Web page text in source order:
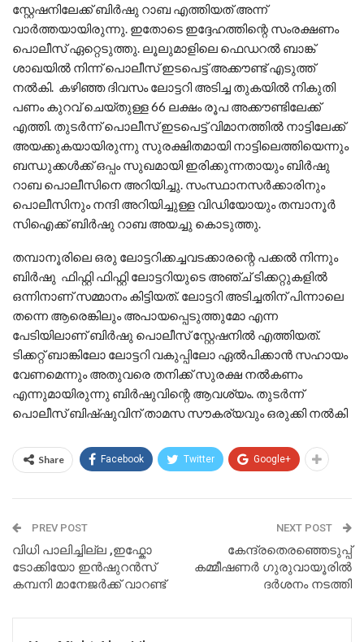
സ്റ്റേഷനിലേക്ക് ബിർഷു റാബ എത്തിയത് അന്ന്
വാർത്തയായിരുന്നു. ഇതോടെ ഇദ്ദേഹത്തിന്റെ സംരക്ഷണം
പൊലീസ് ഏറ്റെടുത്തു. ലൂലുമാളിലെ ഫെഡറൽ ബാങ്ക്
ശാഖയിൽ നിന്ന് പൊലീസ് ഇടപെട്ട് അക്കൗണ്ട് എടുത്ത്
നൽകി. കഴിഞ്ഞ ദിവസം ലോട്ടറി അടിച്ച തുകയിൽ നികുതി
പണം കുറവ് ചെയ്തുള്ള 66 ലക്ഷം രൂപ അക്കൗണ്ടിലേക്ക്
എത്തി. തുടർന്ന് പൊലീസ് ഇടപെട്ട് വിമാനത്തിൽ നാട്ടിലേക്ക്
അയക്കുകയായിരുന്നു സുരക്ഷിതമായി നാട്ടിലെത്തിയെന്നും
ബന്ധുക്കൾക്ക് ഒപ്പം സുഖമായി ഇരിക്കുന്നതായും ബിർഷു
റാബ പൊലീസിനെ അറിയിച്ചു. സംസ്ഥാനസർക്കാരിനും
പൊലീസിനും നന്ദി അറിയിച്ചുള്ള വിഡിയോയും തമ്പാനൂർ
സിഐക്ക് ബിർഷു റാബ അയച്ചു കൊടുത്തു.
തമ്പാനൂരിലെ ഒരു ലോട്ടറിക്കച്ചവടക്കാരന്റെ പക്കൽ നിന്നും
ബിർഷു ഫിഫ്റ്റി ഫിഫ്റ്റി ലോട്ടറിയുടെ അഞ്ച് ടിക്കറ്റുകളിൽ
ഒന്നിനാണ് സമ്മാനം കിട്ടിയത്. ലോട്ടറി അടിച്ചതിന് പിന്നാലെ
തന്നെ ആരെങ്കിലും അപായപ്പെടുത്തുമോ എന്ന
പേടിയിലാണ് ബിർഷു പൊലീസ് സ്റ്റേഷനിൽ എത്തിയത്.
ടിക്കറ്റ് ബാങ്കിലോ ലോട്ടറി വകുപ്പിലോ ഏൽപിക്കാൻ സഹായം
വേണമെന്നും അതുവരെ തനിക്ക് സുരക്ഷ നൽകണം
എന്നുമായിരുന്നു ബിർഷുവിന്റെ ആവശ്യം. തുടർന്ന്
പൊലീസ് ബിഷ്ഷുവിന് താമസ സൗകര്യവും ഒരുക്കി നൽകി
Share Facebook Twitter Google+
PREV POST
വിധി പാലിച്ചില്ല ,ഇഫ്കോ
ടോക്കിയോ ഇൻഷുറൻസ്
കമ്പനി മാനേജർക്ക് വാറണ്ട്
NEXT POST
കേന്ദ്രതെരഞ്ഞെടുപ്പ്
കമ്മീഷണർ ഗുരുവായൂരിൽ
ദർശനം നടത്തി